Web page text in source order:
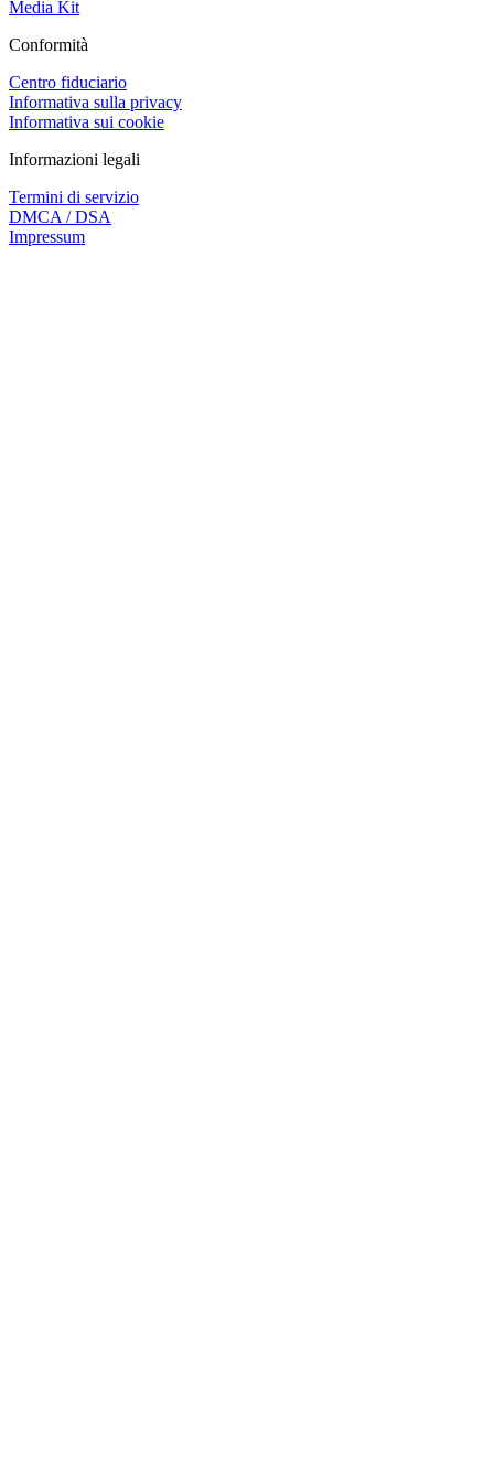
Media Kit
Conformità
Centro fiduciario
Informativa sulla privacy
Informativa sui cookie
Informazioni legali
Termini di servizio
DMCA / DSA
Impressum